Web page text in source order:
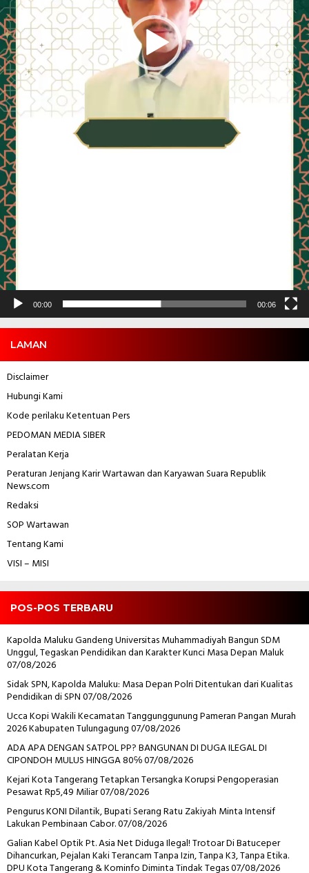
00:00 00:06
LAMAN
Disclaimer
Hubungi Kami
Kode perilaku Ketentuan Pers
PEDOMAN MEDIA SIBER
Peralatan Kerja
Peraturan Jenjang Karir Wartawan dan KaryawanSuara Republik
News.com
Redaksi
SOP Wartawan
Tentang Kami
VISI – MISI
POS-POS TERBARU
Kapolda Maluku Gandeng Universitas Muhammadiyah Bangun SDM
Unggul, Tegaskan Pendidikan dan Karakter Kunci Masa Depan Maluk
07/08/2026
Sidak SPN, Kapolda Maluku: Masa Depan Polri Ditentukan dari Kualitas
Pendidikan di SPN07/08/2026
Ucca Kopi Wakili Kecamatan Tanggunggunung Pameran Pangan Murah
2026 Kabupaten Tulungagung07/08/2026
ADA APA DENGAN SATPOL PP? BANGUNAN DI DUGA ILEGAL DI
CIPONDOH MULUS HINGGA 80℅07/08/2026
Kejari Kota Tangerang Tetapkan Tersangka Korupsi Pengoperasian
Pesawat Rp5,49 Miliar07/08/2026
Pengurus KONI Dilantik, Bupati Serang Ratu Zakiyah Minta Intensif
Lakukan Pembinaan Cabor.07/08/2026
Galian Kabel Optik Pt. Asia Net Diduga Ilegal! Trotoar Di Batuceper
Dihancurkan, Pejalan Kaki Terancam Tanpa Izin, Tanpa K3, Tanpa Etika.
DPU Kota Tangerang & Kominfo Diminta Tindak Tegas07/08/2026